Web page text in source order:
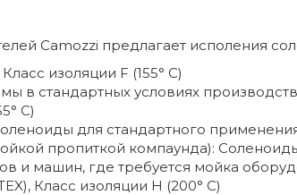
Camozzi предлагает исполения
изоляции F (155° C)
в стандартных условиях
C)
для стандартного
пропиткой компаунда):
и машин, где требуется мойка
Класс изоляции H (200° C)